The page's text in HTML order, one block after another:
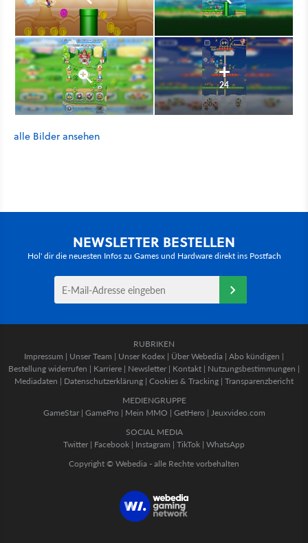
24
alle Bilder ansehen
NEWSLETTER BESTELLEN
Hol' dir die neuesten Infos zu Games und Hardware direkt ins Postfach
RUBRIKEN
Impressum | Unser Team | Unser Kodex | Über Webedia | Abo kündigen |
Bestellung widerrufen | Karriere | Newsletter | Kontakt | Nutzungsbestimmungen |
Mediadaten | Datenschutzerklärung | Cookies & Tracking | Transparenzbericht
MEDIENGRUPPE
GameStar| GamePro | Mein MMO | GetHero | Jeuxvideo.com
SOCIAL MEDIA
Twitter | Facebook | Instagram | TikTok | WhatsApp
Copyright © Webedia - alle Rechte vorbehalten